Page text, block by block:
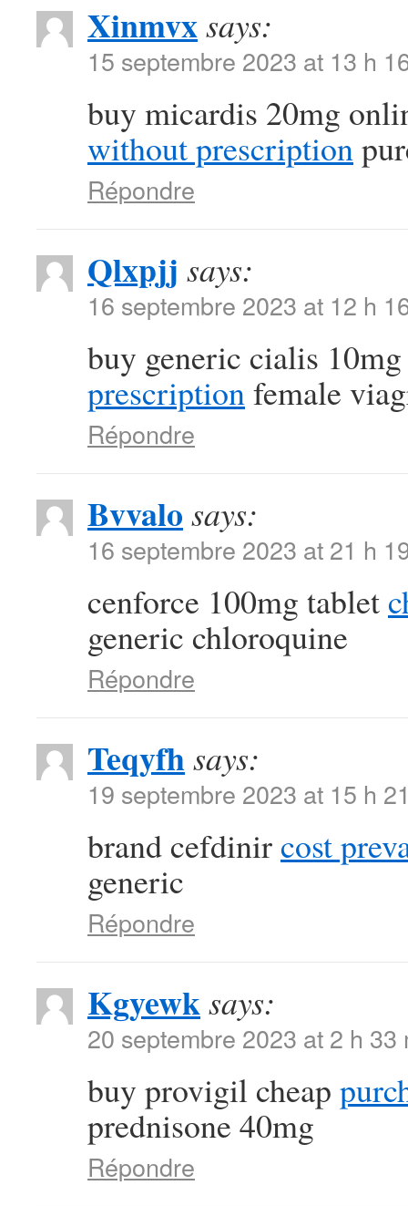
Xinmvxsays:
15 septembre 2023 at 13 h
buy micardis 20mg
without prescription
Répondre
Qlxpjj says:
16 septembre 2023 at 12 h
buy generic cialis
prescriptionfemale
Répondre
Bvvalo says:
16 septembre 2023 at 21 h
cenforce 100mg tablet
generic chloroquine
Répondre
Teqyfhsays:
19 septembre 2023 at 15 h
brand cefdinir cost
generic
Répondre
Kgyewksays:
20 septembre 2023 at 2 h 33
buy provigil cheap
prednisone 40mg
Répondre